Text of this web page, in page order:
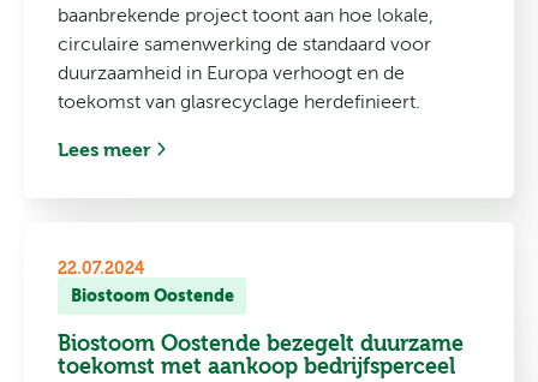
baanbrekende project toont aan hoe lokale,
circulaire samenwerking de standaard voor
duurzaamheid in Europa verhoogt en de
toekomst van glasrecyclage herdefinieert.
Lees meer
22.07.2024
Biostoom Oostende
Biostoom Oostende bezegelt duurzame
toekomst met aankoop bedrijfsperceel